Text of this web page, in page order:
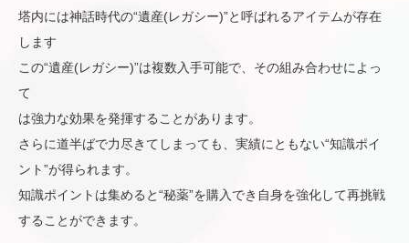
塔内には神話時代の“遺産(レガシー)”と呼ばれるアイテムが存在
します
この“遺産(レガシー)”は複数入手可能で、その組み合わせによっ
て
は強力な効果を発揮することがあります。
さらに道半ばで力尽きてしまっても、実績にともない“知識ポイ
ント”が得られます。
知識ポイントは集めると“秘薬”を購入でき自身を強化して再挑戦
することができます。